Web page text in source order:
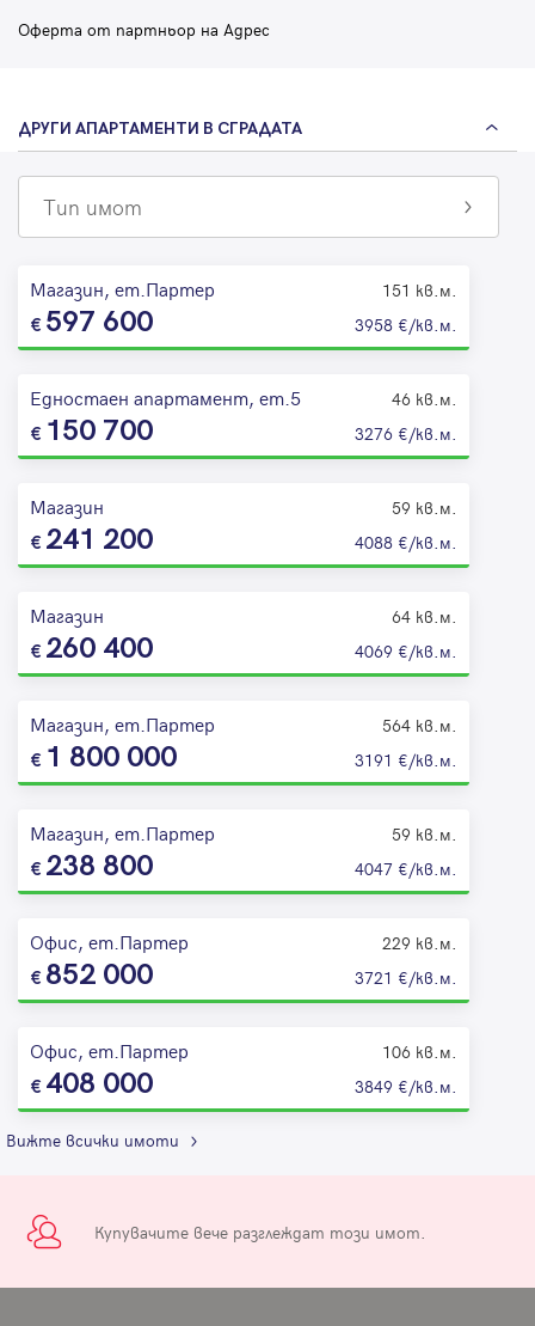
Оферта от партньор на Адрес
ДРУГИ АПАРТАМЕНТИ В СГРАДАТА
Тип имот
Магазин, ет.Партер 151 кв.м.
597 600 3958 €/кв.м.
Едностаен апартамент, ет.5 46 кв.м.
150 700 3276 €/кв.м.
Магазин 59 кв.м.
241 200 4088 €/кв.м.
Магазин 64 кв.м.
260 400 4069 €/кв.м.
Магазин, ет.Партер 564 кв.м.
1 800 000 3191 €/кв.м.
Магазин, ет.Партер 59 кв.м.
238 800 4047 €/кв.м.
Офис, ет.Партер 229 кв.м.
852 000 3721 €/кв.м.
Офис, ет.Партер 106 кв.м.
408 000 3849 €/кв.м.
Вижте всички имоти
Купувачите вече разглеждат този имот.